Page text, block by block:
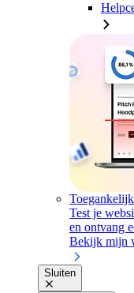
Test je
en ontvang
Bekijk mijn
Sluiten